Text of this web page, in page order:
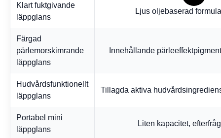
Klart fuktgivande
läppglans
Ljus oljebaserad
Färgad
pärlemorskimrande
läppglans
Innehållande
Hudvårdsfunktionellt
läppglans
Tillagda aktiva
Portabel mini
läppglans
Liten kapacitet,